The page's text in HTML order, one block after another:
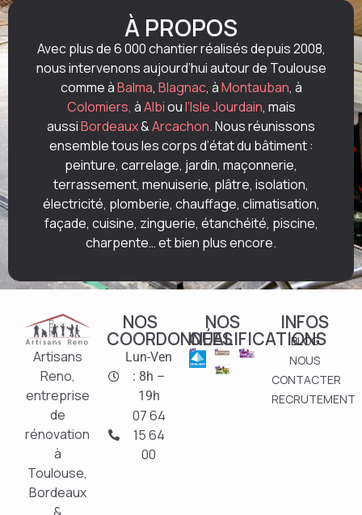
À PROPOS
Avec plus de 6 000 chantier réalisés depuis 2008,
nous intervenons aujourd’hui autour de Toulouse
comme àBalma, Blagnac, àMontauban, à
Colomiers, àAlbioul’Isle Jourdain, mais
aussiBordeaux&Arcachon. Nous réunissons
ensemble tous les corps d’état du bâtiment :
peinture, carrelage, jardin, maçonnerie,
terrassement, menuiserie, plâtre, isolation,
électricité, plomberie, chauffage, climatisation,
façade, cuisine, zinguerie, étanchéité, piscine,
charpente… et bien plus encore.
Artisans
Reno,
entreprise
de
rénovation
à
Toulouse,
Bordeaux
NOS
COORDONNÉES
Lun-Ven
: 8h –
19h
07 64
15 64
00
NOS
QUALIFICATIONS
INFOS
BLOG
NOUS
CONTACTER
RECRUTEMENT